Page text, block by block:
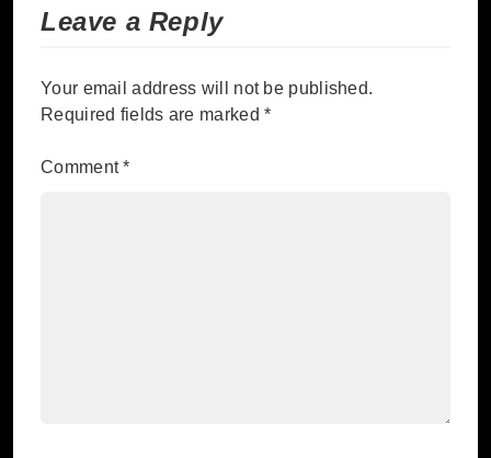
Leave a Reply
Your email address will not be published.
Required fields are marked*
Comment*